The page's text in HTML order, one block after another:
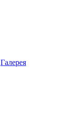
Галерея